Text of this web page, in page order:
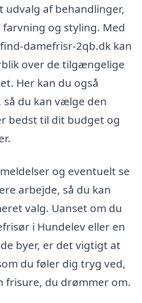
af behandlinger,
og styling. Med
damefrisr-2qb.dk kan
over de tilgængelige
Her kan du også
du kan vælge den
bedst til dit budget og
og eventuelt se
arbejde, så du kan
valg. Uanset om du
i Hundelev eller en
byer, er det vigtigt at
du føler dig tryg ved,
frisure, du drømmer om.